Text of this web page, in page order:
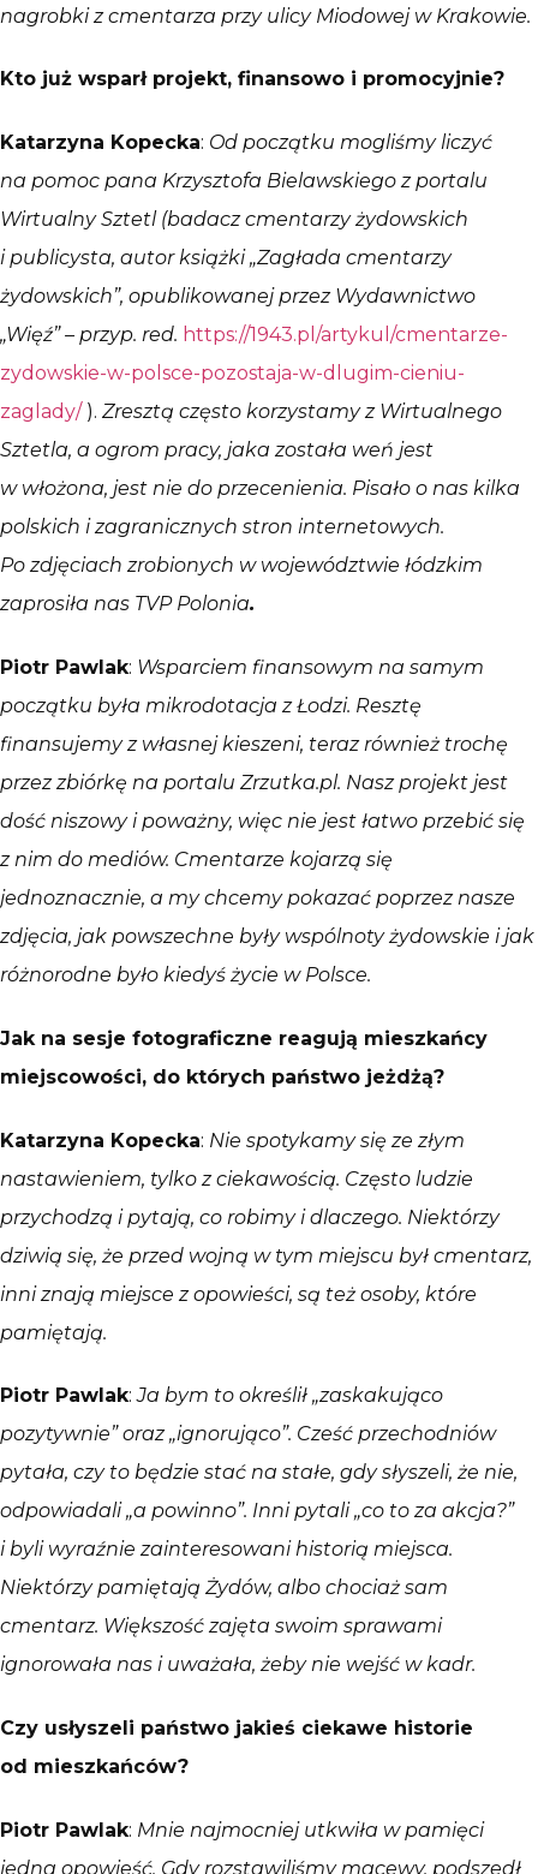
nagrobki z cmentarza przy ulicy Miodowej w Krakowie.
Kto już wsparł projekt, finansowo i promocyjnie?
Katarzyna Kopecka: Od początku mogliśmy liczyć
na pomoc pana Krzysztofa Bielawskiego z portalu
Wirtualny Sztetl (badacz cmentarzy żydowskich
i publicysta, autor książki „Zagłada cmentarzy
żydowskich”, opublikowanej przez Wydawnictwo
„Więź” – przyp. red. https://1943.pl/artykul/cmentarze-
zydowskie-w-polsce-pozostaja-w-dlugim-cieniu-
zaglady/ ). Zresztą często korzystamy z Wirtualnego
Sztetla, a ogrom pracy, jaka została weń jest
w włożona, jest nie do przecenienia. Pisało o nas kilka
polskich i zagranicznych stron internetowych.
Po zdjęciach zrobionych w województwie łódzkim
zaprosiła nas TVP Polonia.
Piotr Pawlak: Wsparciem finansowym na samym
początku była mikrodotacja z Łodzi. Resztę
finansujemy z własnej kieszeni, teraz również trochę
przez zbiórkę na portalu Zrzutka.pl. Nasz projekt jest
dość niszowy i poważny, więc nie jest łatwo przebić się
z nim do mediów. Cmentarze kojarzą się
jednoznacznie, a my chcemy pokazać poprzez nasze
zdjęcia, jak powszechne były wspólnoty żydowskie i jak
różnorodne było kiedyś życie w Polsce.
Jak na sesje fotograficzne reagują mieszkańcy
miejscowości, do których państwo jeżdżą?
Katarzyna Kopecka: Nie spotykamy się ze złym
nastawieniem, tylko z ciekawością. Często ludzie
przychodzą i pytają, co robimy i dlaczego. Niektórzy
dziwią się, że przed wojną w tym miejscu był cmentarz,
inni znają miejsce z opowieści, są też osoby, które
pamiętają.
Piotr Pawlak:Ja bym to określił „zaskakująco
pozytywnie” oraz „ignorująco”. Cześć przechodniów
pytała, czy to będzie stać na stałe, gdy słyszeli, że nie,
odpowiadali „a powinno”. Inni pytali „co to za akcja?”
i byli wyraźnie zainteresowani historią miejsca.
Niektórzy pamiętają Żydów, albo chociaż sam
cmentarz. Większość zajęta swoim sprawami
ignorowała nas i uważała, żeby nie wejść w kadr.
Czy usłyszeli państwo jakieś ciekawe historie
od mieszkańców?
Piotr Pawlak: Mnie najmocniej utkwiła w pamięci
jedna opowieść. Gdy rozstawiliśmy macewy, podszedł